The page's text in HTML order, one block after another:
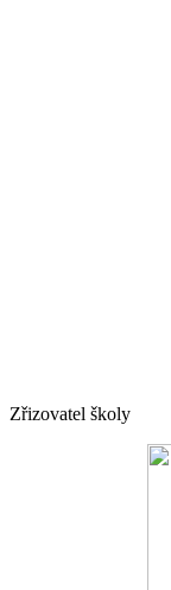
Zřizovatel školy